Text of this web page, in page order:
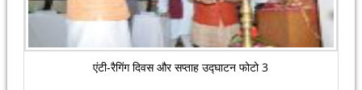
एंटी-रैगिंग दिवस और सप्ताह उद्घाटन फोटो 3